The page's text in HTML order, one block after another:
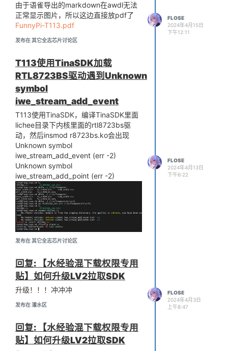
由于语雀导出的markdown在awdl无法
正常显示图片，所以这边直接放pdf了
FunnyPi-T113.pdf
发布在 其它全志芯片讨论区
FLOSE
2024年4月15日
下午12:11
T113使用TinaSDK加载
RTL8723BS驱动遇到Unknown
symbol
iwe_stream_add_event
T113使用TinaSDK，编译TinaSDK里面
lichee目录下内核里面的rtl8723bs驱
动，然后insmod r8723bs.ko会出现
Unknown symbol
iwe_stream_add_event (err -2)
Unknown symbol
iwe_stream_add_point (err -2)
发布在 其它全志芯片讨论区
FLOSE
2024年4月13日
下午6:22
回复: 【水经验混下载权限专用
贴】如何升级LV2拉取SDK
升级！！！冲冲冲
发布在 灌水区
FLOSE
2024年4月3日
上午8:47
回复: 【水经验混下载权限专用
贴】如何升级LV2拉取SDK